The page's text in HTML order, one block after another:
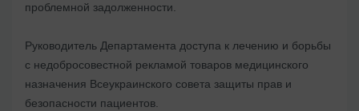
проблемной задолженности.
Руководитель Департамента доступа к лечению и борьбы
с недобросовестной рекламой товаров медицинского
назначения Всеукраинского совета защиты прав и
безопасности пациентов.